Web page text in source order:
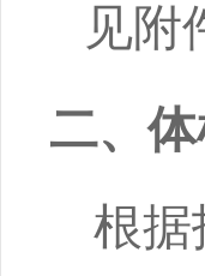
见附
二、
根据